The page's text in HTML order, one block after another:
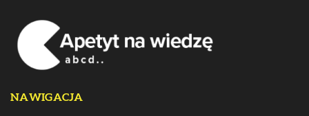
NAWIGACJA